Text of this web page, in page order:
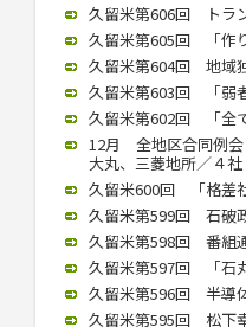
久留米第606回 トラ
久留米第605回 「作
久留米第604回 地域
久留米第603回 「弱
久留米第602回 「全
12月 全地区合同例会
大丸、三菱地所／４社
久留米600回 「格差
久留米第599回 石破
久留米第598回 番組
久留米第597回 「石
久留米第596回 半導
久留米第595回 松下